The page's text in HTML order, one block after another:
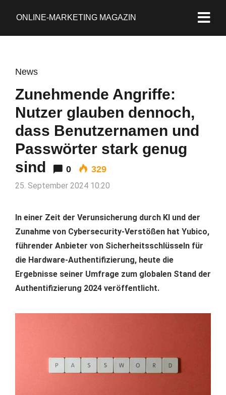
ONLINE-MARKETING MAGAZIN
News
Zunehmende Angriffe:
Nutzer glauben dennoch,
dass Benutzernamen und
Passwörter stark genug
sind
0 329
25. September 2024 10:20
In einer Zeit der Verunsicherung durch KI und der
Zunahme von Cybersecurity-Verstößen hat Yubico,
führender Anbieter von Sicherheitsschlüsseln für
die Hardware-Authentifizierung, heute die
Ergebnisse seiner Umfrage zum globalen Stand der
Authentifizierung 2024 veröffentlicht.